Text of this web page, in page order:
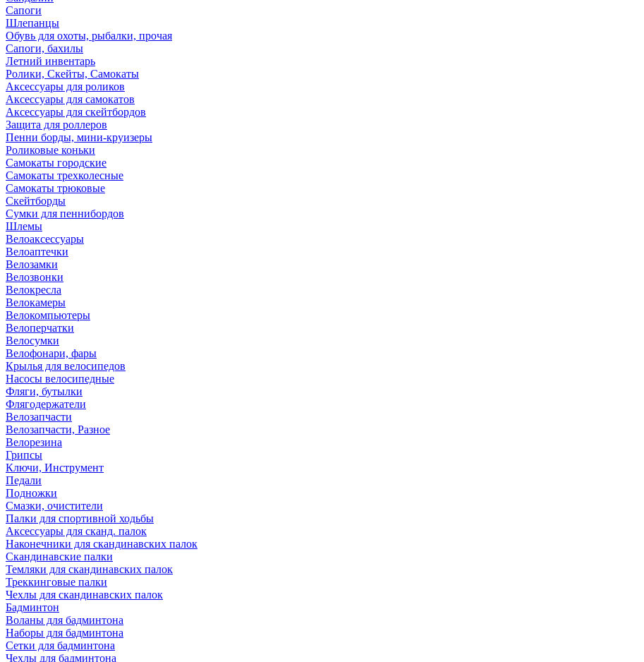
Сапоги
Шлепанцы
Обувь для охоты, рыбалки, прочая
Сапоги, бахилы
Летний инвентарь
Ролики, Скейты, Самокаты
Аксессуары для роликов
Аксессуары для самокатов
Аксессуары для скейтбордов
Защита для роллеров
Пенни борды, мини-круизеры
Роликовые коньки
Самокаты городские
Самокаты трехколесные
Самокаты трюковые
Скейтборды
Сумки для пеннибордов
Шлемы
Велоаксессуары
Велоаптечки
Велозамки
Велозвонки
Велокресла
Велокамеры
Велокомпьютеры
Велоперчатки
Велосумки
Велофонари, фары
Крылья для велосипедов
Насосы велосипедные
Фляги, бутылки
Флягодержатели
Велозапчасти
Велозапчасти, Разное
Велорезина
Грипсы
Ключи, Инструмент
Педали
Подножки
Смазки, очистители
Палки для спортивной ходьбы
Аксессуары для сканд. палок
Наконечники для скандинавских палок
Скандинавские палки
Темляки для скандинавских палок
Треккинговые палки
Чехлы для скандинавских палок
Бадминтон
Воланы для бадминтона
Наборы для бадминтона
Сетки для бадминтона
Чехлы для бадминтона